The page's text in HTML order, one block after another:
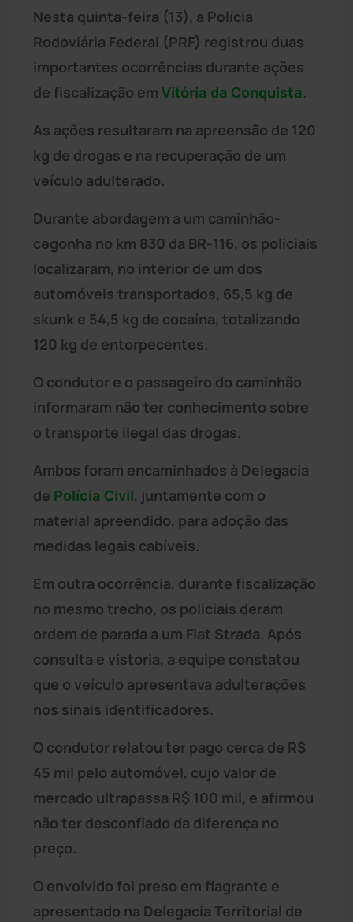
Nesta quinta-feira (13), a Polícia
Rodoviária Federal (PRF) registrou duas
importantes ocorrências durante ações
de fiscalização em Vitória da Conquista.
As ações resultaram na apreensão de 120
kg de drogas e na recuperação de um
veículo adulterado.
Durante abordagem a um caminhão-
cegonha no km 830 da BR-116, os policiais
localizaram, no interior de um dos
automóveis transportados, 65,5 kg de
skunk e 54,5 kg de cocaína, totalizando
120 kg de entorpecentes.
O condutor e o passageiro do caminhão
informaram não ter conhecimento sobre
o transporte ilegal das drogas.
Ambos foram encaminhados à Delegacia
de Polícia Civil, juntamente com o
material apreendido, para adoção das
medidas legais cabíveis.
Em outra ocorrência, durante fiscalização
no mesmo trecho, os policiais deram
ordem de parada a um Fiat Strada. Após
consulta e vistoria, a equipe constatou
que o veículo apresentava adulterações
nos sinais identificadores.
O condutor relatou ter pago cerca de R$
45 mil pelo automóvel, cujo valor de
mercado ultrapassa R$ 100 mil, e afirmou
não ter desconfiado da diferença no
preço.
O envolvido foi preso em flagrante e
apresentado na Delegacia Territorial de